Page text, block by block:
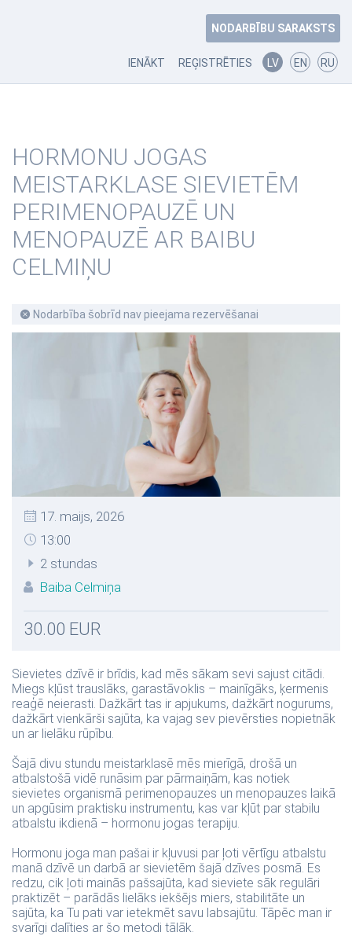
NODARBĪBU SARAKSTS
IENĀKT REĢISTRĒTIES LV EN RU
HORMONU JOGAS
MEISTARKLASE SIEVIETĒM
PERIMENOPAUZĒ UN
MENOPAUZĒ AR BAIBU
CELMIŅU
Nodarbība šobrīd nav pieejama rezervēšanai
17. maijs, 2026
13:00
2 stundas
Baiba Celmiņa
30.00 EUR
Sievietes dzīvē ir brīdis, kad mēs sākam sevi sajust citādi.
Miegs kļūst trauslāks, garastāvoklis – mainīgāks, ķermenis
reaģē neierasti. Dažkārt tas ir apjukums, dažkārt nogurums,
dažkārt vienkārši sajūta, ka vajag sev pievērsties nopietnāk
un ar lielāku rūpību.
Šajā divu stundu meistarklasē mēs mierīgā, drošā un
atbalstošā vidē runāsim par pārmaiņām, kas notiek
sievietes organismā perimenopauzes un menopauzes laikā
un apgūsim praktisku instrumentu, kas var kļūt par stabilu
atbalstu ikdienā – hormonu jogas terapiju.
Hormonu joga man pašai ir kļuvusi par ļoti vērtīgu atbalstu
manā dzīvē un darbā ar sievietēm šajā dzīves posmā. Es
redzu, cik ļoti mainās pašsajūta, kad sieviete sāk regulāri
praktizēt – parādās lielāks iekšējs miers, stabilitāte un
sajūta, ka Tu pati var ietekmēt savu labsajūtu. Tāpēc man ir
svarīgi dalīties ar šo metodi tālāk.